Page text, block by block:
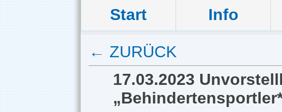
Start Info
← ZURÜCK
17.03.2023